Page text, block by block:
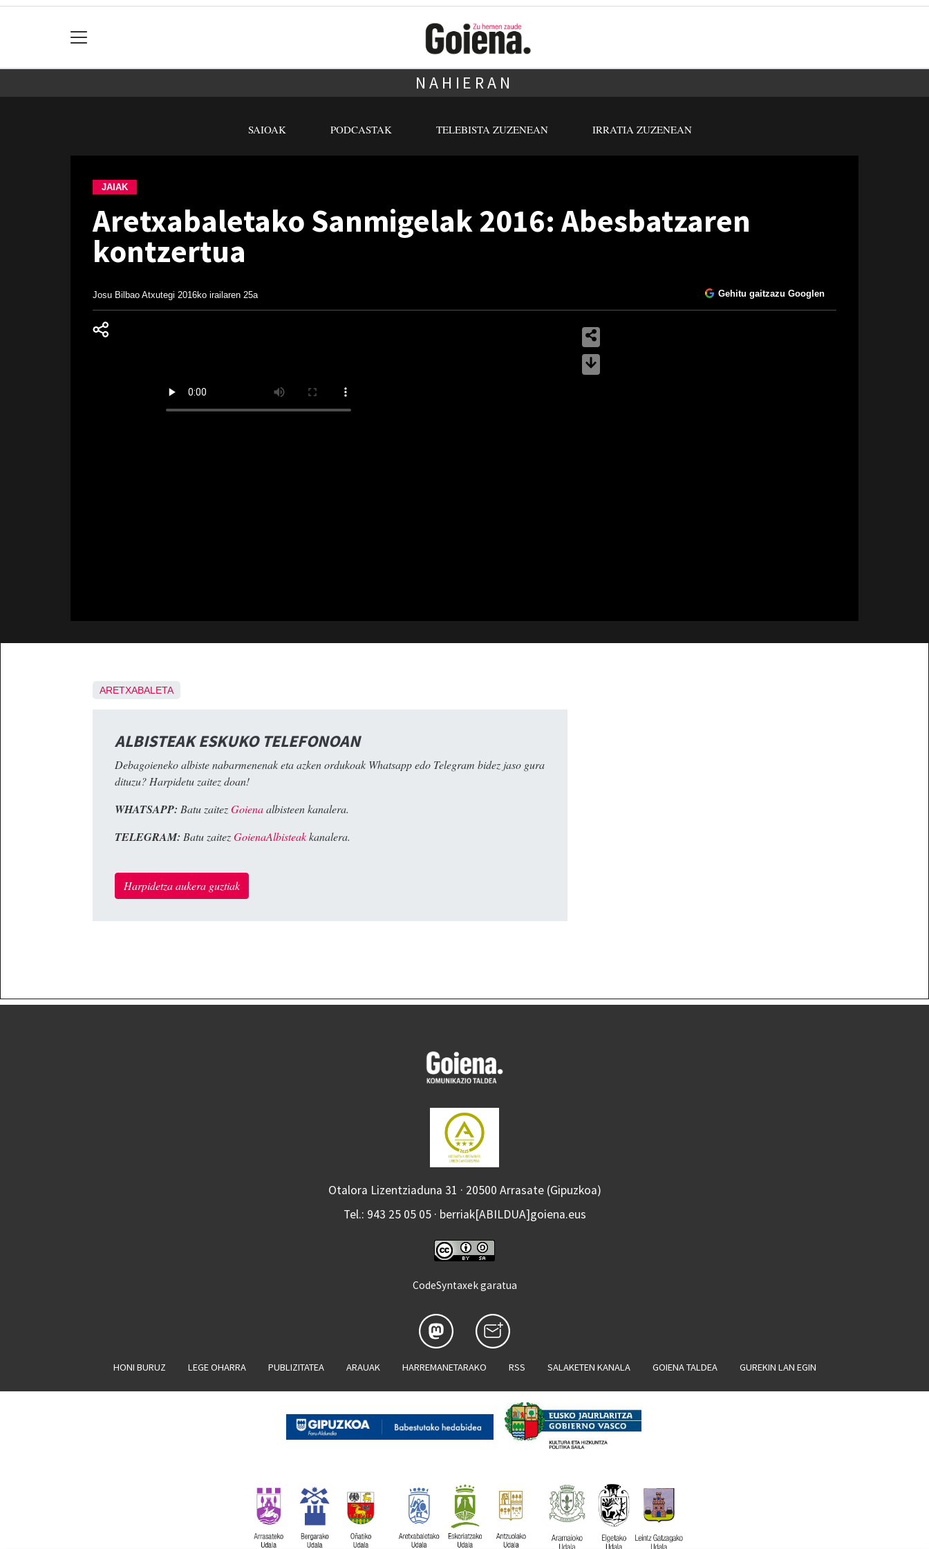
NAHIERAN
SAIOAK PODCASTAK TELEBISTA ZUZENEAN IRRATIA ZUZENEAN
JAIAK
Aretxabaletako Sanmigelak 2016: Abesbatzaren
kontzertua
Josu Bilbao Atxutegi 2016ko irailaren 25a Gehitu gaitzazu Googlen
ARETXABALETA
ALBISTEAK ESKUKO TELEFONOAN
Debagoieneko albiste nabarmenenak eta azken ordukoak Whatsapp edo Telegram bidez jaso gura
dituzu? Harpidetu zaitez doan!
WHATSAPP: Batu zaitezGoienaalbisteen kanalera.
TELEGRAM: Batu zaitezGoienaAlbisteakkanalera.
Harpidetza aukera guztiak
Otalora Lizentziaduna 31 · 20500 Arrasate (Gipuzkoa)
Tel.: 943 25 05 05 · berriak[ABILDUA]goiena.eus
CodeSyntaxek garatua
HONI BURUZ LEGE OHARRA PUBLIZITATEA ARAUAK HARREMANETARAKO RSS SALAKETEN KANALA GOIENA TALDEA GUREKIN LAN EGIN